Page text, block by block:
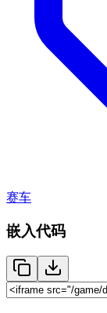
赛车
嵌入代码